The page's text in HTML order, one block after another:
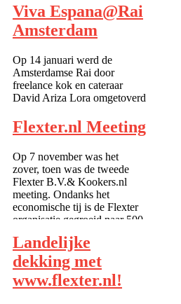
horecaconcepten, nieuwe
cateringlocaties kunt u bij de
professionals van Flexter.nl
een landelijk opererende
keten van kwaliteit- en
servicegerichte keukenzaken
koks do...
Viva Espana@Rai
Amsterdam
Op 14 januari werd de
Amsterdamse Rai door
freelance kok en cateraar
David Ariza Lora omgetoverd
Natuurlijk was er een team
van Flexter.nl om alles goed
minite bijplaatsen van...
Flexter.nl Meeting
Op 7 november was het
zover, toen was de tweede
Flexter B.V.& Kookers.nl
meeting. Ondanks het
economische tij is de Flexter
organisatie gegroeid naar 500
in 1,5 jaar. Flexter.nl beheert
inmiddels voo...
Landelijke
dekking met
www.flexter.nl!